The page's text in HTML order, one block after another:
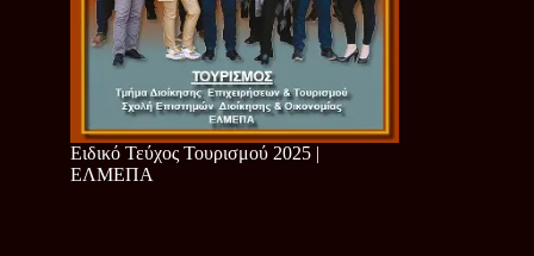
Ειδικό Τεύχος Τουρισμού 2025 |
ΕΛΜΕΠΑ